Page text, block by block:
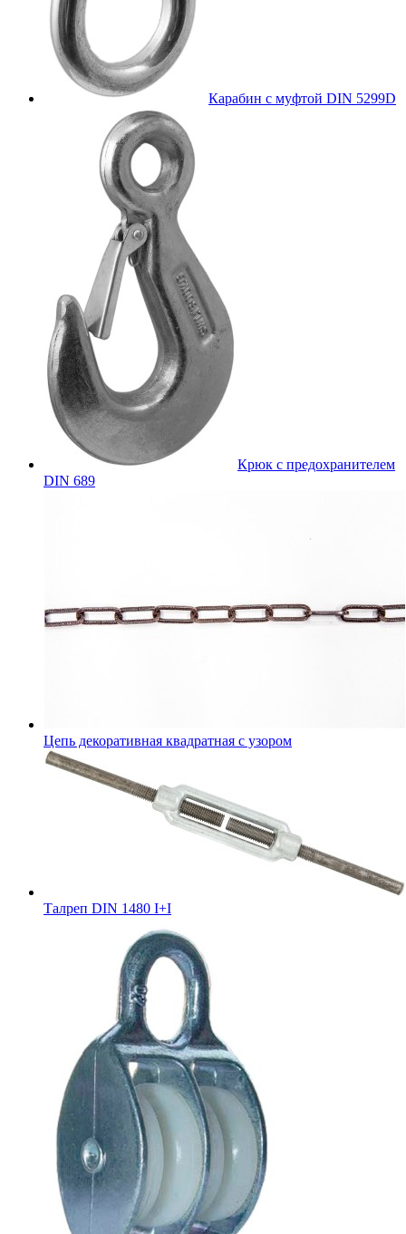
Карабин с муфтой DIN 5299D
Крюк с предохранителем
DIN 689
Цепь декоративная квадратная с узором
Талреп DIN 1480 I+I